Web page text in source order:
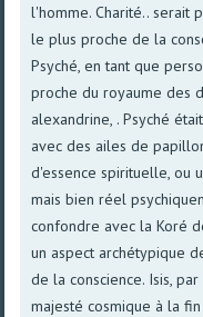
l'homme. Charité.. serait
le plus proche de la
Psyché, en tant que
proche du royaume des
alexandrine, . Psyché
avec des ailes de
d'essence spirituelle, ou
mais bien réel
confondre avec la Koré
un aspect archétypique
de la conscience. Isis,
majesté cosmique à la